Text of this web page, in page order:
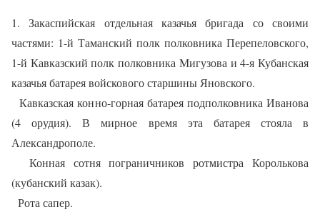
1. Закаспийская отдельная казачья бригада со своими
частями: 1-й Таманский полк полковника Перепеловского,
1-й Кавказский полк полковника Мигузова и 4-я Кубанская
казачья батарея войскового старшины Яновского.
Кавказская конно-горная батарея подполковника Иванова
(4 орудия). В мирное время эта батарея стояла в
Александрополе.
Конная сотня пограничников ротмистра Королькова
(кубанский казак).
Рота сапер.